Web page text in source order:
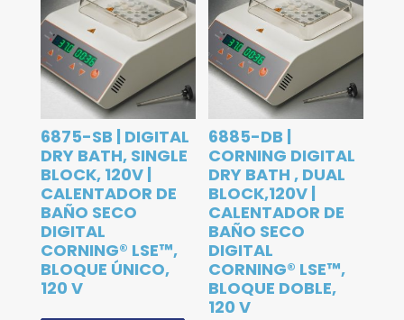
6875-SB | DIGITAL
DRY BATH, SINGLE
BLOCK, 120V |
CALENTADOR DE
BAÑO SECO
DIGITAL
CORNING® LSE™,
BLOQUE ÚNICO,
120 V
6885-DB |
CORNING DIGITAL
DRY BATH , DUAL
BLOCK,120V |
CALENTADOR DE
BAÑO SECO
DIGITAL
CORNING® LSE™,
BLOQUE DOBLE,
120 V